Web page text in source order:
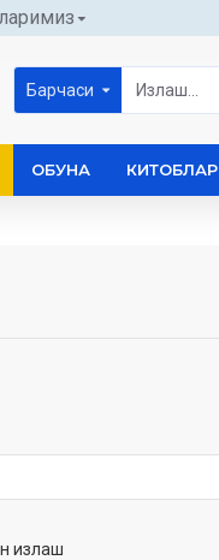
Барчаси
ОБУНА КИТОБЛАР
излаш